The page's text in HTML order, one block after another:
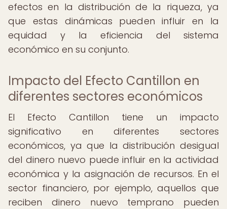
efectos en la distribución de la riqueza, ya
que estas dinámicas pueden influir en la
equidad y la eficiencia del sistema
económico en su conjunto.
Impacto del Efecto Cantillon en
diferentes sectores económicos
El Efecto Cantillon tiene un impacto
significativo en diferentes sectores
económicos, ya que la distribución desigual
del dinero nuevo puede influir en la actividad
económica y la asignación de recursos. En el
sector financiero, por ejemplo, aquellos que
reciben dinero nuevo temprano pueden